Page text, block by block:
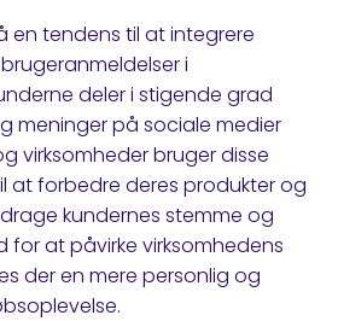
en tendens til at integrere
i
deler i stigende grad
meninger på sociale medier
virksomheder bruger disse
at forbedre deres produkter og
kundernes stemme og
for at påvirke virksomhedens
der en mere personlig og